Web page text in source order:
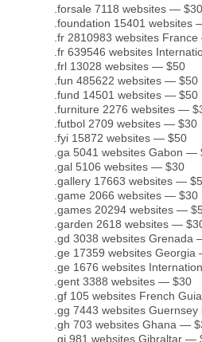
.forsale 7118 websites — $30
.foundation 15401 websites
.fr 2810983 websites
.fr 639546 websites
.frl 13028 websites — $50
.fun 485622 websites — $50
.fund 14501 websites — $50
.furniture 2276 websites —
.futbol 2709 websites — $30
.fyi 15872 websites — $50
.ga 5041 websites Gabon —
.gal 5106 websites — $30
.gallery 17663 websites —
.game 2066 websites — $30
.games 20294 websites —
.garden 2618 websites —
.gd 3038 websites Grenada
.ge 17359 websites
.ge 1676 websites
.gent 3388 websites — $30
.gf 105 websites French
.gg 7443 websites
.gh 703 websites Ghana —
.gi 981 websites Gibraltar —